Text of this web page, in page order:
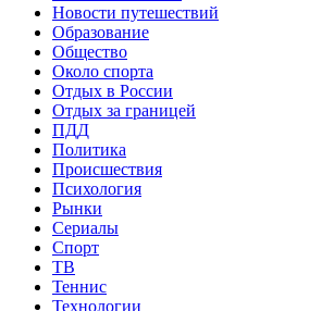
Новости путешествий
Образование
Общество
Около спорта
Отдых в России
Отдых за границей
ПДД
Политика
Происшествия
Психология
Рынки
Сериалы
Спорт
ТВ
Теннис
Технологии